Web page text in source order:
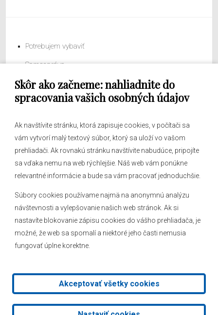
Skôr ako začneme: nahliadnite do
spracovania vašich osobných údajov
Ak navštívite stránku, ktorá zapisuje cookies, v počítači sa
vám vytvorí malý textový súbor, ktorý sa uloží vo vašom
prehliadači. Ak rovnakú stránku navštívite nabudúce, pripojíte
sa vďaka nemu na web rýchlejšie. Náš web vám ponúkne
relevantné informácie a bude sa vám pracovať jednoduchšie.
Súbory cookies používame najmä na anonymnú analýzu
návštevnosti a vylepšovanie našich web stránok. Ak si
nastavíte blokovanie zápisu cookies do vášho prehliadača, je
možné, že web sa spomalí a niektoré jeho časti nemusia
fungovať úplne korektne.
Akceptovať všetky cookies
Potrebujem vybaviť
Samospráva
Obecný úrad
O obci
Hlásenia obecného rozhlasu
Kontakt
Mapa stránok
2026 © Obec Veľké Leváre|Tvorba web stránok